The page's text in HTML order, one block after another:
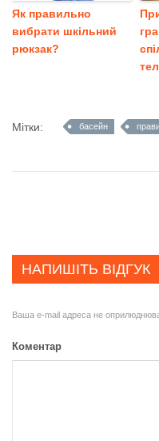
Як правильно
вибрати шкільний
рюкзак?
Мітки: басейн
НАПИШІТЬ ВІДГУК
Ваша e-mail адреса не
Коментар